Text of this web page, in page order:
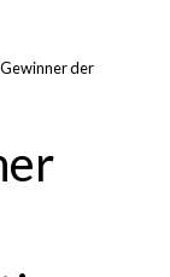
der